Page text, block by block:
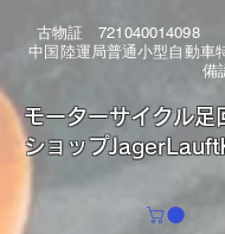
古物証 721040014098（
中国陸運局普通小型自動車
備
モーターサイクル足
ショップ